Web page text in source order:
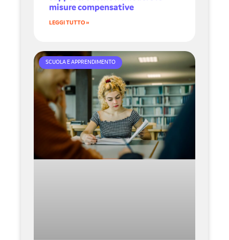
misure compensative
LEGGI TUTTO »
SCUOLA E APPRENDIMENTO